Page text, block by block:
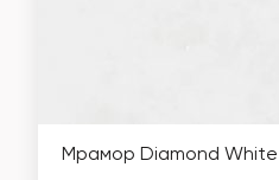
Мрамор Diamond White